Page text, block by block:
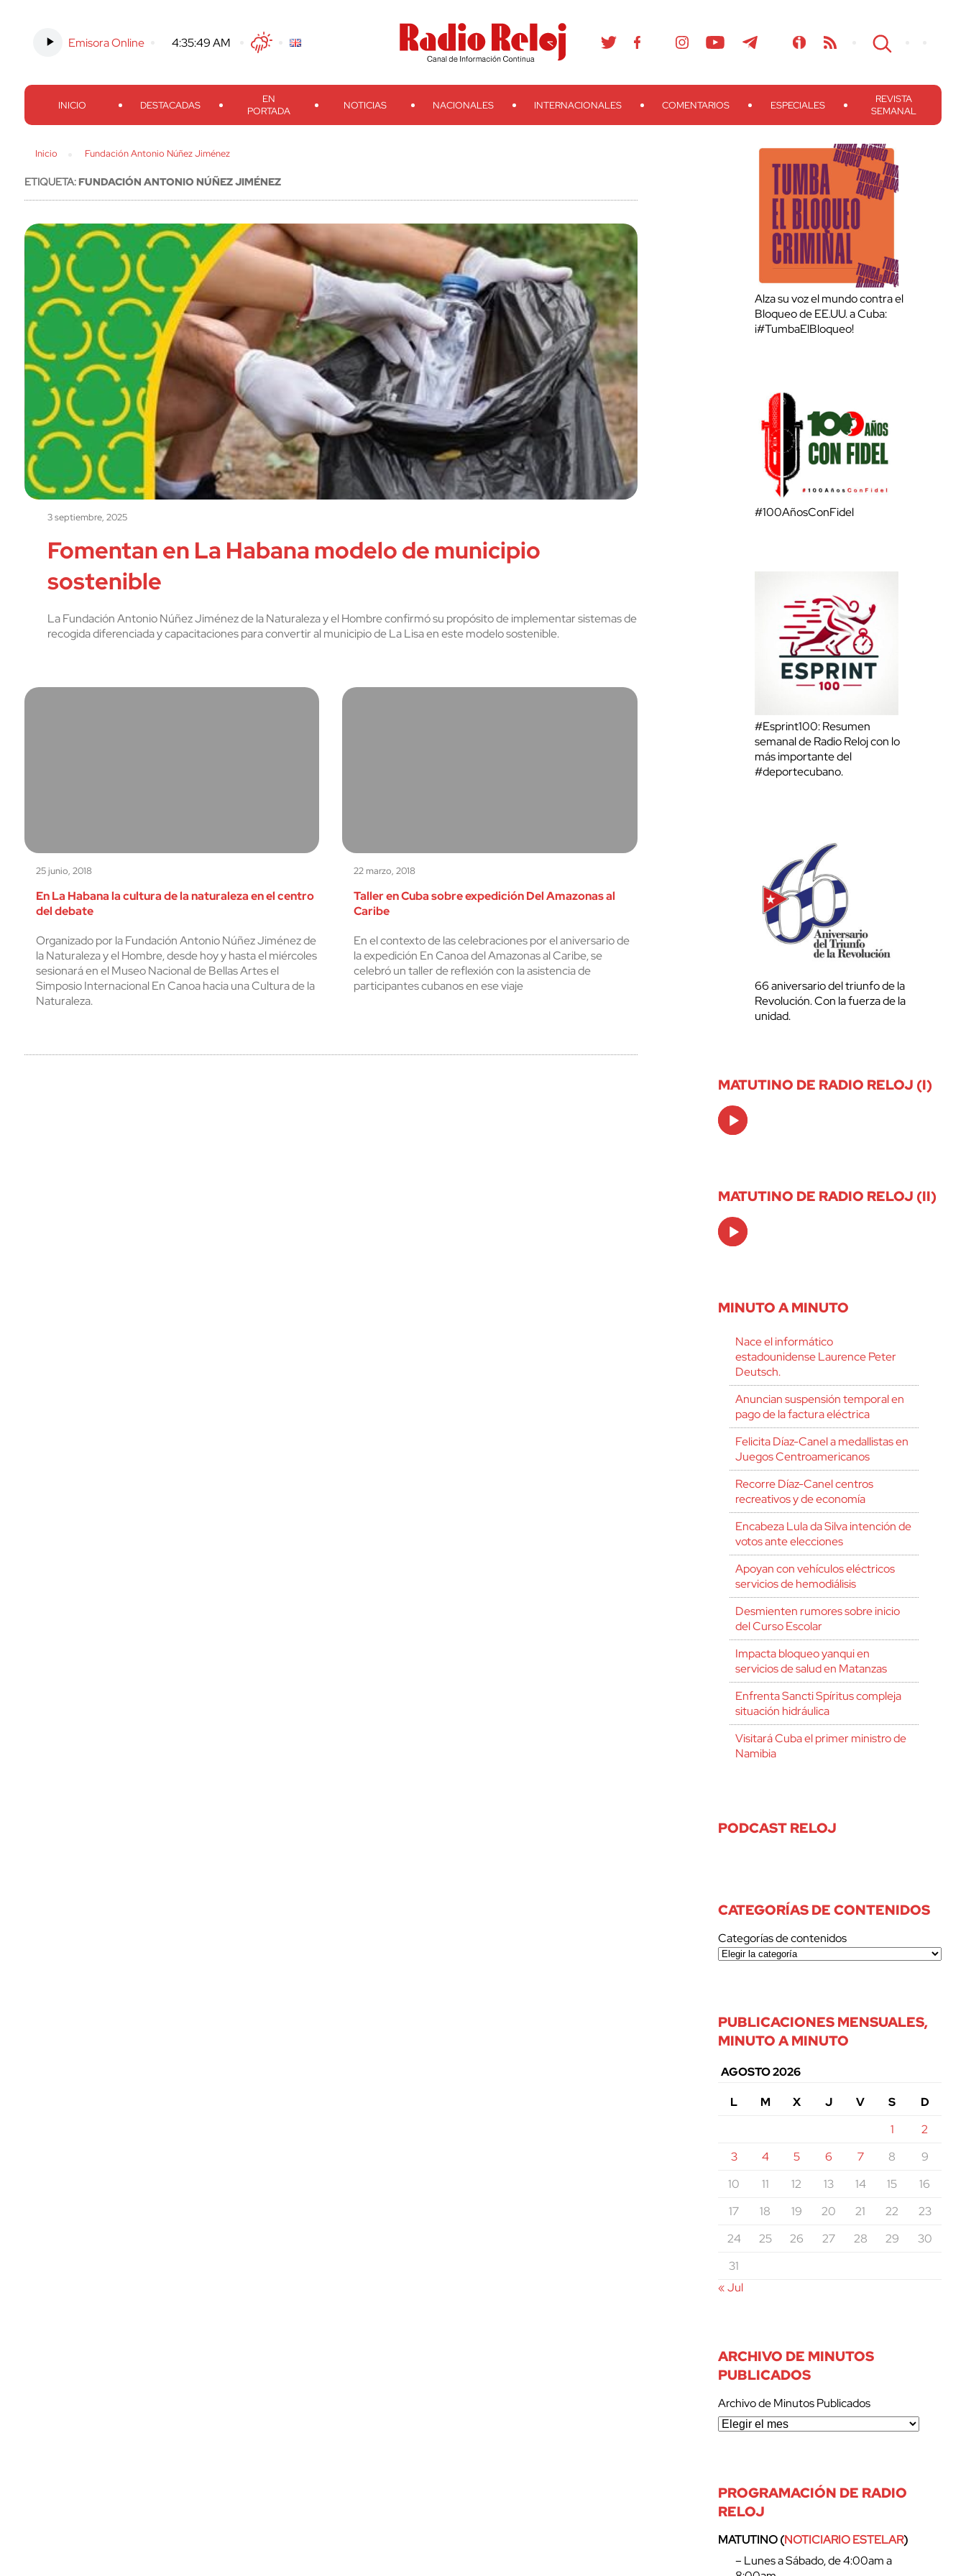
Emisora Online 4:35:50 AM TwitterFacebook
Threads
Instagram TelegramTeveo Ivoox RSS Search
INICIO DESTACADAS
EN
PORTADA
NOTICIAS NACIONALES INTERNACIONALES COMENTARIOS ESPECIALES
REVISTA
SEMANAL
Inicio Fundación Antonio Núñez Jiménez
ETIQUETA:FUNDACIÓN ANTONIO NÚÑEZ JIMÉNEZ
3 septiembre, 2025
Fomentan en La Habana modelo de municipio
sostenible
La Fundación Antonio Núñez Jiménez de la Naturaleza y el Hombre confirmó su propósito de implementar sistemas de
recogida diferenciada y capacitaciones para convertir al municipio de La Lisa en este modelo sostenible.
25 junio, 2018
En La Habana la cultura de la naturaleza en el centro
del debate
Organizado por la Fundación Antonio Núñez Jiménez de
la Naturaleza y el Hombre, desde hoy y hasta el miércoles
sesionará en el Museo Nacional de Bellas Artes el
Simposio Internacional En Canoa hacia una Cultura de la
Naturaleza.
22 marzo, 2018
Taller en Cuba sobre expedición Del Amazonas al
Caribe
En el contexto de las celebraciones por el aniversario de
la expedición En Canoa del Amazonas al Caribe, se
celebró un taller de reflexión con la asistencia de
participantes cubanos en ese viaje
Alza su voz el mundo contra el
Bloqueo de EE.UU. a Cuba:
¡#TumbaElBloqueo!
#100AñosConFidel
#Esprint100: Resumen
semanal de Radio Reloj con lo
más importante del
#deportecubano.
66 aniversario del triunfo de la
Revolución. Con la fuerza de la
unidad.
MATUTINO DE RADIO RELOJ (I)
Audio
Player
MATUTINO DE RADIO RELOJ (II)
Audio
Player
MINUTO A MINUTO
Nace el informático
estadounidense Laurence Peter
Deutsch.
Anuncian suspensión temporal en
pago de la factura eléctrica
Felicita Díaz-Canel a medallistas en
Juegos Centroamericanos
Recorre Díaz-Canel centros
recreativos y de economía
Encabeza Lula da Silva intención de
votos ante elecciones
Apoyan con vehículos eléctricos
servicios de hemodiálisis
Desmienten rumores sobre inicio
del Curso Escolar
Impacta bloqueo yanqui en
servicios de salud en Matanzas
Enfrenta Sancti Spíritus compleja
situación hidráulica
Visitará Cuba el primer ministro de
Namibia
PODCAST RELOJ
CATEGORÍAS DE CONTENIDOS
Categorías de contenidos
PUBLICACIONES MENSUALES,
MINUTO A MINUTO
AGOSTO 2026
L
M X J V S
D
1
2
3
4 5 6 7 8
9
10
11 12 13 14 15
16
17
18 19 20 21 22
23
24
25 26 27 28 29
30
31
« Jul
ARCHIVO DE MINUTOS
PUBLICADOS
Archivo de Minutos Publicados
PROGRAMACIÓN DE RADIO
RELOJ
MATUTINO (NOTICIARIO ESTELAR)
– Lunes a Sábado, de 4:00am a